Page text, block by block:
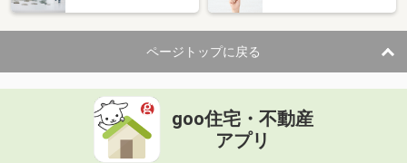
ページトップに戻る
goo住宅・不動産
アプリ